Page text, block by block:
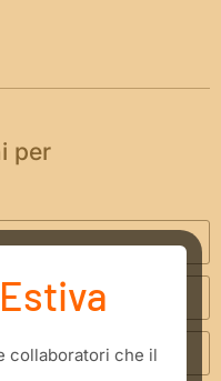
per
collaboratori che il